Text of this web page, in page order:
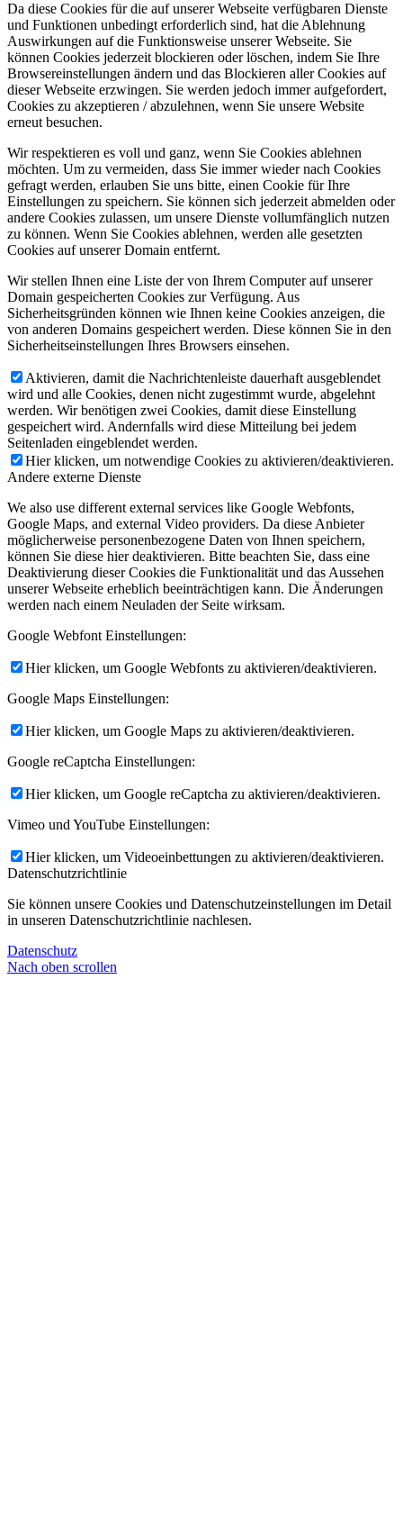
Da diese Cookies für die auf unserer Webseite verfügbaren Dienste
und Funktionen unbedingt erforderlich sind, hat die Ablehnung
Auswirkungen auf die Funktionsweise unserer Webseite. Sie
können Cookies jederzeit blockieren oder löschen, indem Sie Ihre
Browsereinstellungen ändern und das Blockieren aller Cookies auf
dieser Webseite erzwingen. Sie werden jedoch immer aufgefordert,
Cookies zu akzeptieren / abzulehnen, wenn Sie unsere Website
erneut besuchen.
Wir respektieren es voll und ganz, wenn Sie Cookies ablehnen
möchten. Um zu vermeiden, dass Sie immer wieder nach Cookies
gefragt werden, erlauben Sie uns bitte, einen Cookie für Ihre
Einstellungen zu speichern. Sie können sich jederzeit abmelden oder
andere Cookies zulassen, um unsere Dienste vollumfänglich nutzen
zu können. Wenn Sie Cookies ablehnen, werden alle gesetzten
Cookies auf unserer Domain entfernt.
Wir stellen Ihnen eine Liste der von Ihrem Computer auf unserer
Domain gespeicherten Cookies zur Verfügung. Aus
Sicherheitsgründen können wie Ihnen keine Cookies anzeigen, die
von anderen Domains gespeichert werden. Diese können Sie in den
Sicherheitseinstellungen Ihres Browsers einsehen.
Aktivieren, damit die Nachrichtenleiste dauerhaft ausgeblendet
wird und alle Cookies, denen nicht zugestimmt wurde, abgelehnt
werden. Wir benötigen zwei Cookies, damit diese Einstellung
gespeichert wird. Andernfalls wird diese Mitteilung bei jedem
Seitenladen eingeblendet werden.
Hier klicken, um notwendige Cookies zu aktivieren/deaktivieren.
Andere externe Dienste
We also use different external services like Google Webfonts,
Google Maps, and external Video providers. Da diese Anbieter
möglicherweise personenbezogene Daten von Ihnen speichern,
können Sie diese hier deaktivieren. Bitte beachten Sie, dass eine
Deaktivierung dieser Cookies die Funktionalität und das Aussehen
unserer Webseite erheblich beeinträchtigen kann. Die Änderungen
werden nach einem Neuladen der Seite wirksam.
Google Webfont Einstellungen:
Hier klicken, um Google Webfonts zu aktivieren/deaktivieren.
Google Maps Einstellungen:
Hier klicken, um Google Maps zu aktivieren/deaktivieren.
Google reCaptcha Einstellungen:
Hier klicken, um Google reCaptcha zu aktivieren/deaktivieren.
Vimeo und YouTube Einstellungen:
Hier klicken, um Videoeinbettungen zu aktivieren/deaktivieren.
Datenschutzrichtlinie
Sie können unsere Cookies und Datenschutzeinstellungen im Detail
in unseren Datenschutzrichtlinie nachlesen.
Datenschutz
Nach oben scrollen